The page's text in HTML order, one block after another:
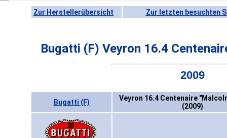
Zur Herstellerübersicht Zur letzten besuchten
Bugatti (F) Veyron 16.4
2009
Bugatti (F)
Veyron 16.4 Centenaire
(2009)